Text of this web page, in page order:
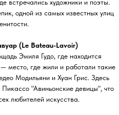
встречались художники и поэты.
одной из самых известных улиц
(Le Bateau-Lavoir)
Эмиля Гудо, где находится
место, где жили и работали такие
Модильяни и Хуан Грис. Здесь
"Авиньонские девицы", что
любителей искусства.